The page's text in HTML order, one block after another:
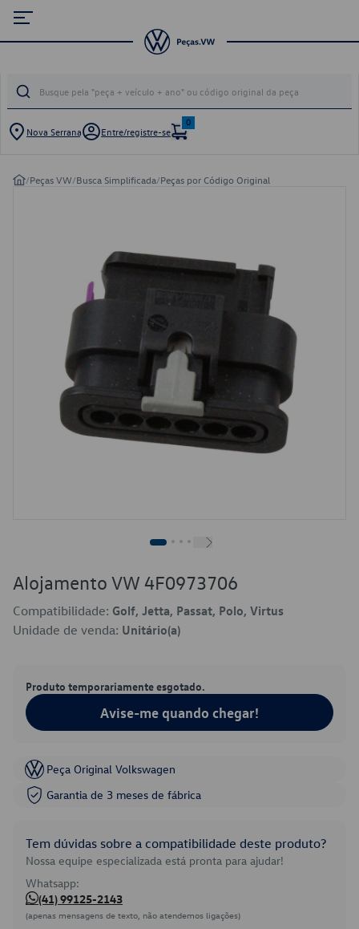
Nova Serrana Entre/registre-se
0
/Peças VW/Busca Simplificada/Peças por Código Original
Alojamento VW 4F0973706
Compatibilidade: Golf, Jetta, Passat, Polo, Virtus
Unidade de venda: Unitário(a)
Produto temporariamente esgotado.
Avise-me quando chegar!
Peça Original Volkswagen
Garantia de 3 meses de fábrica
Tem dúvidas sobre a compatibilidade deste produto?
Nossa equipe especializada está pronta para ajudar!
Whatsapp:
(41) 99125-2143
(apenas mensagens de texto, não atendemos ligações)